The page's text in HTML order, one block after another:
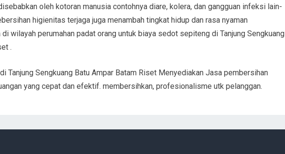
oleh kotoran manusia contohnya diare, kolera, dan gangguan infeksi lain-
higienitas terjaga juga menambah tingkat hidup dan rasa nyaman
wilayah perumahan padat orang untuk biaya sedot sepiteng di Tanjung Sengkuang
.
Tanjung Sengkuang Batu Ampar Batam Riset Menyediakan Jasa pembersihan
yang cepat dan efektif. membersihkan, profesionalisme utk pelanggan.